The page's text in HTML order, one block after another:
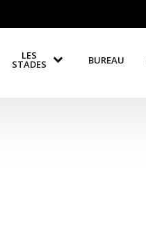
LES
STADES BUREAU